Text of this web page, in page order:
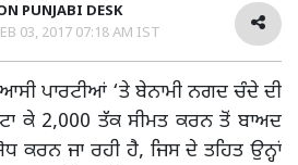
PUNJABI DESK
03, 2017 07:18 AM IST
ਪਾਰਟੀਆਂ ‘ਤੇ ਬੇਨਾਮੀ ਨਗਦ ਚੰਦੇ ਦੀ
ਕੇ 2,000 ਤੱਕ ਸੀਮਤ ਕਰਨ ਤੋਂ ਬਾਅਦ
ਕਰਨ ਜਾ ਰਹੀ ਹੈ, ਜਿਸ ਦੇ ਤਹਿਤ ਉਨ੍ਹਾਂ